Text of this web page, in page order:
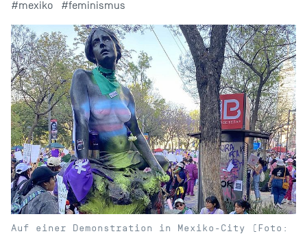
#mexiko
#feminismus
Auf einer Demonstration in Mexiko-City (Foto: